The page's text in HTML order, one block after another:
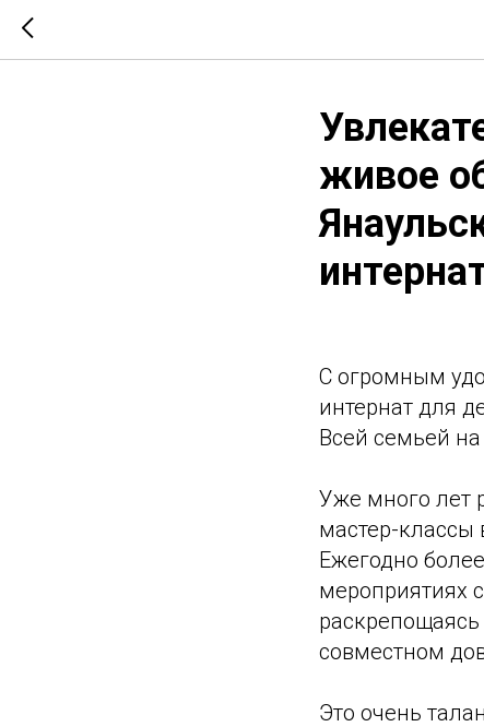
живое
С огромным
интернат для
Всей семьей на
Уже много лет
мастер-классы
Ежегодно
мероприятиях
совместном
Это очень